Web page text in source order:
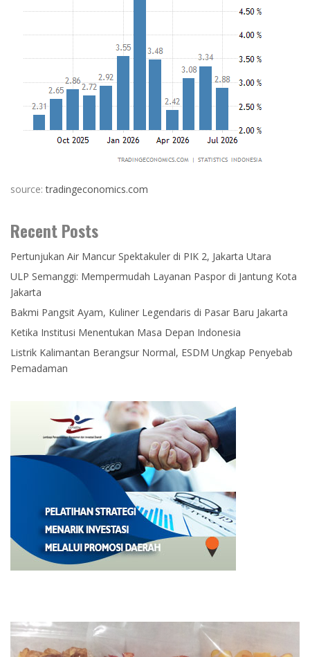
source:tradingeconomics.com
Recent Posts
Pertunjukan Air Mancur Spektakuler di PIK 2, Jakarta Utara
ULP Semanggi: Mempermudah Layanan Paspor di Jantung Kota
Jakarta
Bakmi Pangsit Ayam, Kuliner Legendaris di Pasar Baru Jakarta
Ketika Institusi Menentukan Masa Depan Indonesia
Listrik Kalimantan Berangsur Normal, ESDM Ungkap Penyebab
Pemadaman